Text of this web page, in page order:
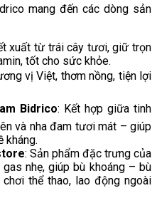
mang đến các dòng sản
xuất từ trái cây tươi, giữ trọn
tốt cho sức khỏe.
vị Việt, thơm nồng, tiện lợi
Bidrico: Kết hợp giữa tinh
và nha đam tươi mát – giúp
kháng.
: Sản phẩm đặc trưng của
nhẹ, giúp bù khoáng – bù
thể thao, lao động ngoài